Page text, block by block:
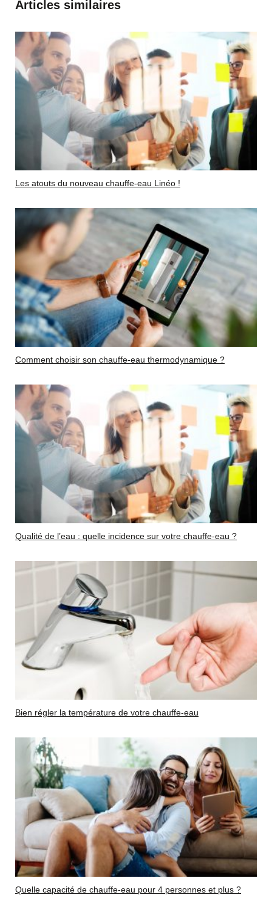
Articles similaires
Les atouts du nouveau chauffe-eau Linéo !
Comment choisir son chauffe-eau thermodynamique ?
Qualité de l’eau : quelle incidence sur votre chauffe-eau ?
Bien régler la température de votre chauffe-eau
Quelle capacité de chauffe-eau pour 4 personnes et plus ?